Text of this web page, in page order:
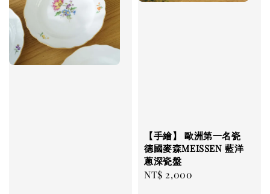
【手繪】 歐洲第一名瓷
德國麥森MEISSEN 藍洋
蔥深瓷盤
Regular
NT$ 2,000